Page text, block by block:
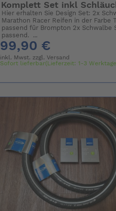
Komplett Set inkl
Hier erhalten Sie Design Set: 2x
Marathon Racer Reifen in der Farbe
passend für Brompton 2x Schwalbe
passend. ...
99,90 €
inkl. Mwst. zzgl.Versand
Sofort lieferbar(Lieferzeit: 1-3